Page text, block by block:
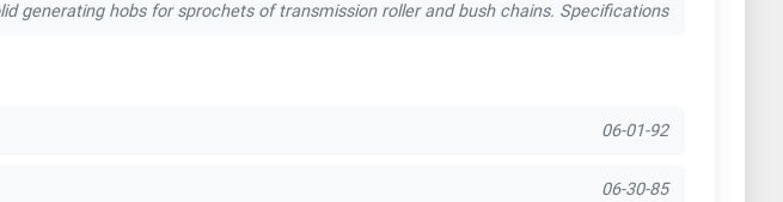
generating hobs for sprochets of transmission roller and bush chains. Specifications
06-01-92
06-30-85